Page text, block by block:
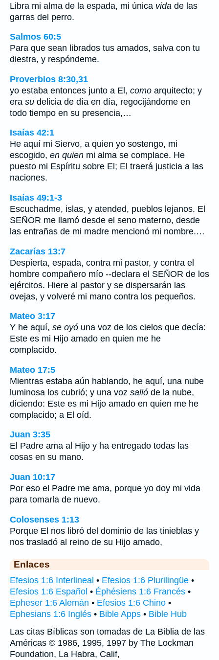
Libra mi alma de la espada, mi única vida de las
garras del perro.
Salmos 60:5
Para que sean librados tus amados, salva con tu
diestra, y respóndeme.
Proverbios 8:30,31
yo estaba entonces junto a El, como arquitecto; y
era su delicia de día en día, regocijándome en
todo tiempo en su presencia,…
Isaías 42:1
He aquí mi Siervo, a quien yo sostengo, mi
escogido, en quien mi alma se complace. He
puesto mi Espíritu sobre El; El traerá justicia a las
naciones.
Isaías 49:1-3
Escuchadme, islas, y atended, pueblos lejanos. El
SEÑOR me llamó desde el seno materno, desde
las entrañas de mi madre mencionó mi nombre.…
Zacarías 13:7
Despierta, espada, contra mi pastor, y contra el
hombre compañero mío --declara el SEÑOR de los
ejércitos. Hiere al pastor y se dispersarán las
ovejas, y volveré mi mano contra los pequeños.
Mateo 3:17
Y he aquí, se oyó una voz de los cielos que decía:
Este es mi Hijo amado en quien me he
complacido.
Mateo 17:5
Mientras estaba aún hablando, he aquí, una nube
luminosa los cubrió; y una voz salió de la nube,
diciendo: Este es mi Hijo amado en quien me he
complacido; a El oíd.
Juan 3:35
El Padre ama al Hijo y ha entregado todas las
cosas en su mano.
Juan 10:17
Por eso el Padre me ama, porque yo doy mi vida
para tomarla de nuevo.
Colosenses 1:13
Porque El nos libró del dominio de las tinieblas y
nos trasladó al reino de su Hijo amado,
Enlaces
Efesios 1:6 Interlineal • Efesios 1:6 Plurilingüe •
Efesios 1:6 Español • Éphésiens 1:6 Francés •
Epheser 1:6 Alemán • Efesios 1:6 Chino •
Ephesians 1:6 Inglés • Bible Apps • Bible Hub
Las citas Bíblicas son tomadas de La Biblia de las
Américas © 1986, 1995, 1997 by The Lockman
Foundation, La Habra, Calif,